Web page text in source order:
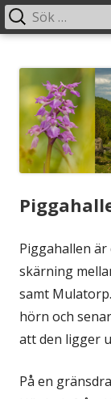
innehåll
Primär
Piggahallen
skärning
samt
hörn och
att den ligger
På en